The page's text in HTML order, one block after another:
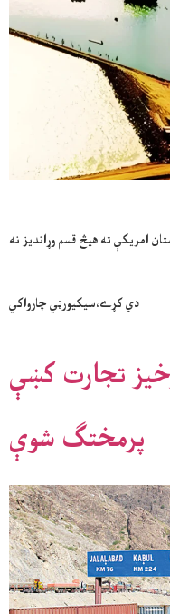
امريکې ته هيڅ قسم وړانديز نه
دي کړے،سيکيورټي چارواکي
تجارت کښې
پرمختګ شوې